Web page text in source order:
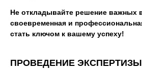
Не откладывайте решение важных
своевременная и
стать ключом к вашему успеху!
ПРОВЕДЕНИЕ